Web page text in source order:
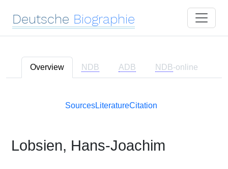
Deutsche Biographie
Overview NDB ADB NDB-online
SourcesLiteratureCitation
Lobsien, Hans-Joachim